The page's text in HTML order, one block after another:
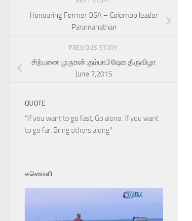
Honouring Former OSA – Colombo leader
Paramanathan
PREVIOUS STORY
சிற்பனை முருகன் கும்பாபிஷேக திருவிழா
June 7,2015
QUOTE
“If you want to go fast, Go alone. If you want
to go far, Bring others along”
கணொளி